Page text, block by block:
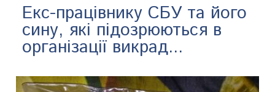
Екс-працівнику СБУ та його
сину, які підозрюються в
організації викрад...